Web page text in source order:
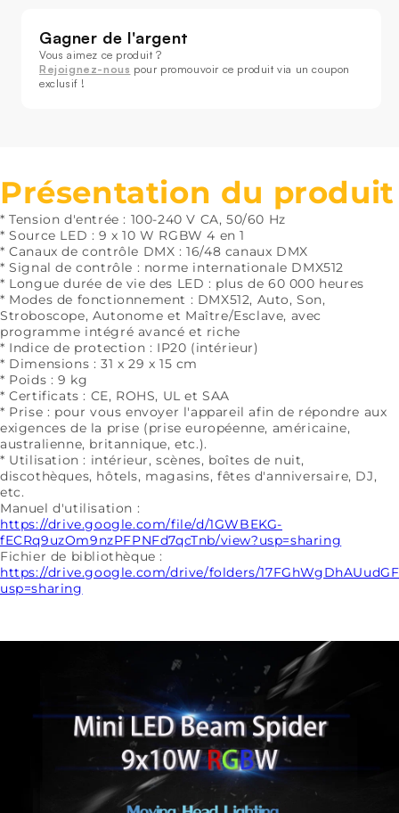
de
SHEHDS
Mini
9x10W
RGBW
Éclairage
de
Scène
KTV
Mariage
DJ
Club
de
SHEHDS
9x10W
RGBW
Éclairage
de
Scène
KTV
Mariage
DJ
Club
Rejoignez-nous
Présentation du produit
* Tension d'entrée : 100-240 V CA, 50/60 Hz
* Source LED : 9 x 10 W RGBW 4 en 1
* Canaux de contrôle DMX : 16/48 canaux DMX
* Signal de contrôle : norme internationale DMX512
* Longue durée de vie des LED : plus de 60 000 heures
* Modes de fonctionnement : DMX512, Auto, Son,
Stroboscope, Autonome et Maître/Esclave, avec
programme intégré avancé et riche
* Indice de protection : IP20 (intérieur)
* Dimensions : 31 x 29 x 15 cm
* Poids : 9 kg
* Certificats : CE, ROHS, UL et SAA
* Prise : pour vous envoyer l'appareil afin de répondre aux
exigences de la prise (prise européenne, américaine,
australienne, britannique, etc.).
* Utilisation : intérieur, scènes, boîtes de nuit,
discothèques, hôtels, magasins, fêtes d'anniversaire, DJ,
etc.
Manuel d'utilisation :
https://drive.google.com/file/d/1GWBEKG-
fECRq9uzOm9nzPFPNFd7qcTnb/view?usp=sharing
Fichier de bibliothèque :
https://drive.google.com/drive/folders/
usp=sharing